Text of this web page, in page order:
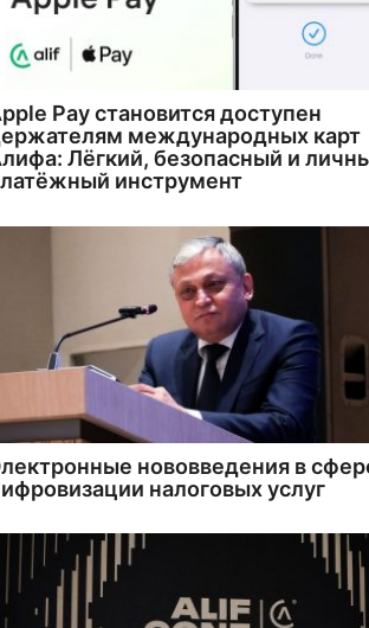
Pay становится доступен
международных карт
Лёгкий, безопасный и
инструмент
нововведения в
налоговых услуг